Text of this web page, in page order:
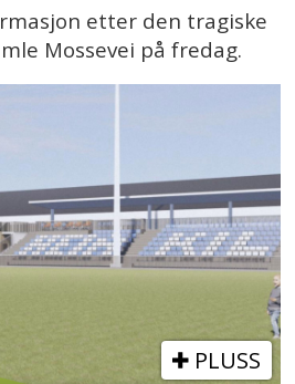
etter den tragiske
Mossevei på fredag.
PLUSS